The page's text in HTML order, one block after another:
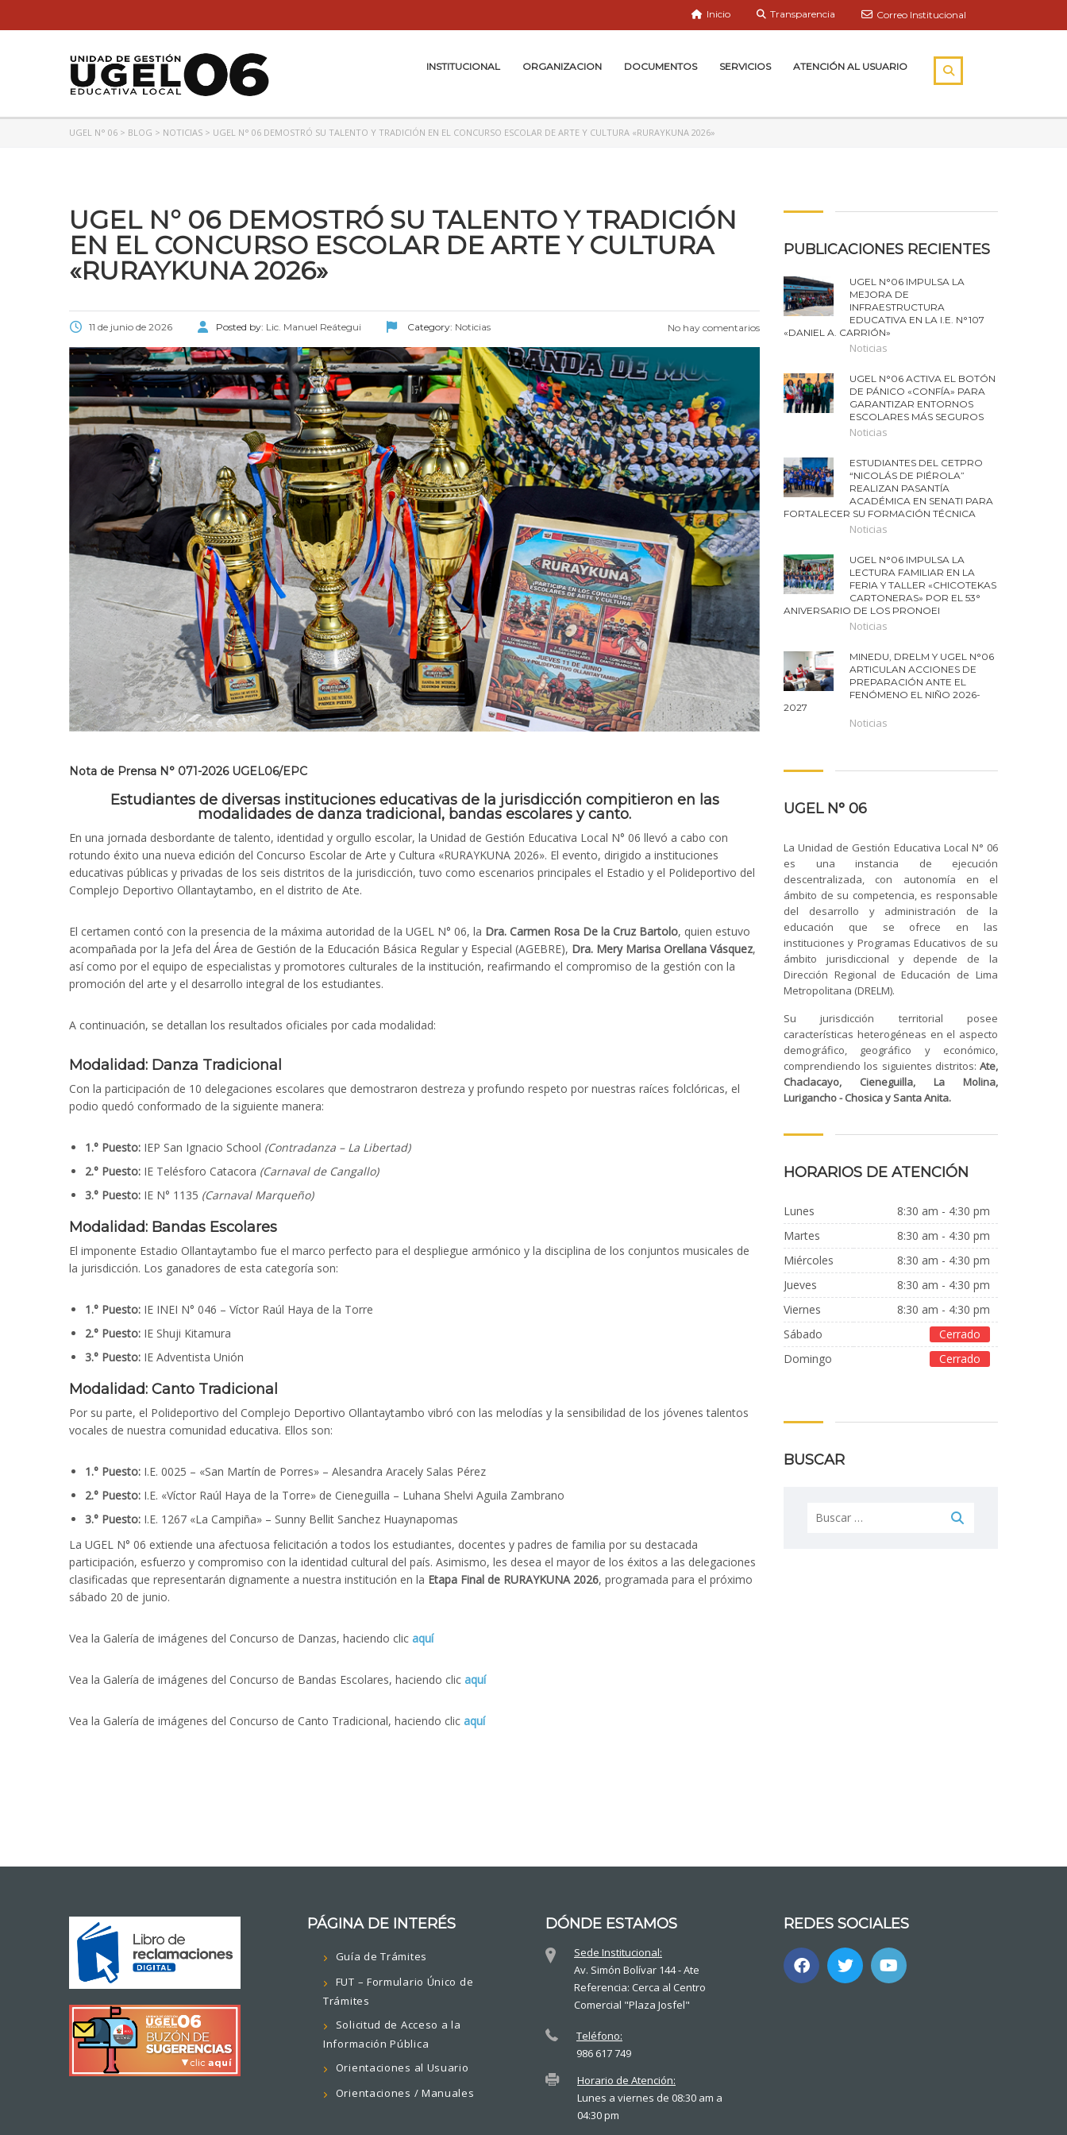
Correo Institucional
Transparencia
Inicio
INSTITUCIONAL ORGANIZACION DOCUMENTOS SERVICIOS ATENCIÓN AL USUARIO
UGEL N° 06 > BLOG > NOTICIAS > UGEL N° 06 DEMOSTRÓ SU TALENTO Y TRADICIÓN EN EL CONCURSO ESCOLAR DE ARTE Y CULTURA «RURAYKUNA 2026»
UGEL N° 06 DEMOSTRÓ SU TALENTO Y TRADICIÓN
EN EL CONCURSO ESCOLAR DE ARTE Y CULTURA
«RURAYKUNA 2026»
11 de junio de 2026 Posted by: Lic. Manuel Reátegui Category: Noticias No hay comentarios
Nota de Prensa N° 071-2026 UGEL06/EPC
Estudiantes de diversas instituciones educativas de la jurisdicción compitieron en las
modalidades de danza tradicional, bandas escolares y canto.
En una jornada desbordante de talento, identidad y orgullo escolar, la Unidad de Gestión Educativa Local N° 06 llevó a cabo con
rotundo éxito una nueva edición del Concurso Escolar de Arte y Cultura «RURAYKUNA 2026». El evento, dirigido a instituciones
educativas públicas y privadas de los seis distritos de la jurisdicción, tuvo como escenarios principales el Estadio y el Polideportivo del
Complejo Deportivo Ollantaytambo, en el distrito de Ate.
El certamen contó con la presencia de la máxima autoridad de la UGEL N° 06, la Dra. Carmen Rosa De la Cruz Bartolo, quien estuvo
acompañada por la Jefa del Área de Gestión de la Educación Básica Regular y Especial (AGEBRE), Dra. Mery Marisa Orellana Vásquez,
así como por el equipo de especialistas y promotores culturales de la institución, reafirmando el compromiso de la gestión con la
promoción del arte y el desarrollo integral de los estudiantes.
A continuación, se detallan los resultados oficiales por cada modalidad:
Modalidad: Danza Tradicional
Con la participación de 10 delegaciones escolares que demostraron destreza y profundo respeto por nuestras raíces folclóricas, el
podio quedó conformado de la siguiente manera:
1.° Puesto: IEP San Ignacio School (Contradanza – La Libertad)
2.° Puesto: IE Telésforo Catacora (Carnaval de Cangallo)
3.° Puesto: IE N° 1135 (Carnaval Marqueño)
Modalidad: Bandas Escolares
El imponente Estadio Ollantaytambo fue el marco perfecto para el despliegue armónico y la disciplina de los conjuntos musicales de
la jurisdicción. Los ganadores de esta categoría son:
1.° Puesto: IE INEI N° 046 – Víctor Raúl Haya de la Torre
2.° Puesto: IE Shuji Kitamura
3.° Puesto: IE Adventista Unión
Modalidad: Canto Tradicional
Por su parte, el Polideportivo del Complejo Deportivo Ollantaytambo vibró con las melodías y la sensibilidad de los jóvenes talentos
vocales de nuestra comunidad educativa. Ellos son:
1.° Puesto: I.E. 0025 – «San Martín de Porres» – Alesandra Aracely Salas Pérez
2.° Puesto: I.E. «Víctor Raúl Haya de la Torre» de Cieneguilla – Luhana Shelvi Aguila Zambrano
3.° Puesto: I.E. 1267 «La Campiña» – Sunny Bellit Sanchez Huaynapomas
La UGEL N° 06 extiende una afectuosa felicitación a todos los estudiantes, docentes y padres de familia por su destacada
participación, esfuerzo y compromiso con la identidad cultural del país. Asimismo, les desea el mayor de los éxitos a las delegaciones
clasificadas que representarán dignamente a nuestra institución en la Etapa Final de RURAYKUNA 2026, programada para el próximo
sábado 20 de junio.
Vea la Galería de imágenes del Concurso de Danzas, haciendo clic aquí
Vea la Galería de imágenes del Concurso de Bandas Escolares, haciendo clic aquí
Vea la Galería de imágenes del Concurso de Canto Tradicional, haciendo clic aquí
PUBLICACIONES RECIENTES
UGEL N°06 IMPULSA LA
MEJORA DE
INFRAESTRUCTURA
EDUCATIVA EN LA I.E. N°107
«DANIEL A. CARRIÓN»
Noticias
UGEL N°06 ACTIVA EL BOTÓN
DE PÁNICO «CONFÍA» PARA
GARANTIZAR ENTORNOS
ESCOLARES MÁS SEGUROS
Noticias
ESTUDIANTES DEL CETPRO
“NICOLÁS DE PIÉROLA”
REALIZAN PASANTÍA
ACADÉMICA EN SENATI PARA
FORTALECER SU FORMACIÓN TÉCNICA
Noticias
UGEL N°06 IMPULSA LA
LECTURA FAMILIAR EN LA
FERIA Y TALLER «CHICOTEKAS
CARTONERAS» POR EL 53°
ANIVERSARIO DE LOS PRONOEI
Noticias
MINEDU, DRELM Y UGEL N°06
ARTICULAN ACCIONES DE
PREPARACIÓN ANTE EL
FENÓMENO EL NIÑO 2026-
2027
Noticias
UGEL N° 06
La Unidad de Gestión Educativa Local N° 06
es una instancia de ejecución
descentralizada, con autonomía en el
ámbito de su competencia, es responsable
del desarrollo y administración de la
educación que se ofrece en las
instituciones y Programas Educativos de su
ámbito jurisdiccional y depende de la
Dirección Regional de Educación de Lima
Metropolitana (DRELM).
Su jurisdicción territorial posee
características heterogéneas en el aspecto
demográfico, geográfico y económico,
comprendiendo los siguientes distritos: Ate,
Chaclacayo, Cieneguilla, La Molina,
Lurigancho - Chosica y Santa Anita.
HORARIOS DE ATENCIÓN
Lunes
8:30 am - 4:30 pm
Martes
8:30 am - 4:30 pm
Miércoles
8:30 am - 4:30 pm
jueves
8:30 am - 4:30 pm
Viernes
8:30 am - 4:30 pm
Sábado
Cerrado
Domingo
Cerrado
BUSCAR
Buscar:
PÁGINA DE INTERÉS
Guía de Trámites
FUT – Formulario Único de
Trámites
Solicitud de Acceso a la
Información Pública
Orientaciones al Usuario
Orientaciones / Manuales
DÓNDE ESTAMOS
Sede Institucional:
Av. Simón Bolívar 144 - Ate
Referencia: Cerca al Centro
Comercial "Plaza Josfel"
Teléfono:
986 617 749
Horario de Atención:
Lunes a viernes de 08:30 am a
04:30 pm
REDES SOCIALES